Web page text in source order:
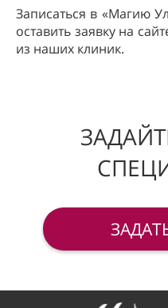
Записаться в «Магию
оставить заявку на
из наших клиник.